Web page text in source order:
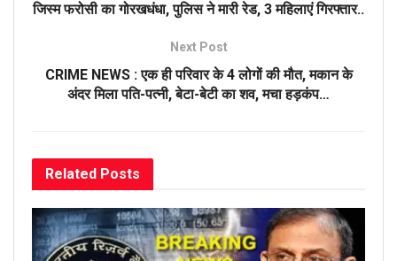
जिस्म फरोसी का गोरखधंधा, पुलिस ने मारी रेड, 3 महिलाएं गिरफ्तार..
Next Post
CRIME NEWS : एक ही परिवार के 4 लोगों की मौत, मकान के
अंदर मिला पति-पत्नी, बेटा-बेटी का शव, मचा हड़कंप…
Related Posts